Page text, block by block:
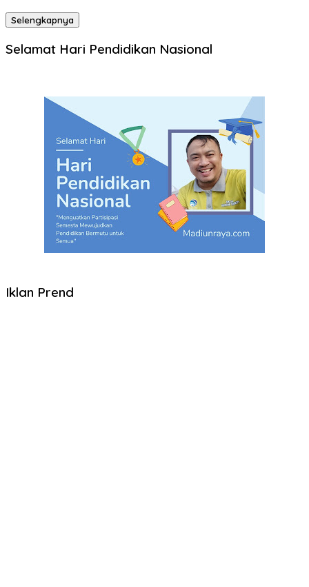
Selengkapnya
Selamat Hari Pendidikan Nasional
Iklan Prend